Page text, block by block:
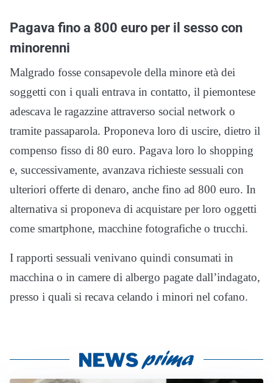
Pagava fino a 800 euro per il sesso con
minorenni
Malgrado fosse consapevole della minore età dei
soggetti con i quali entrava in contatto, il piemontese
adescava le ragazzine attraverso social network o
tramite passaparola. Proponeva loro di uscire, dietro il
compenso fisso di 80 euro. Pagava loro lo shopping
e, successivamente, avanzava richieste sessuali con
ulteriori offerte di denaro, anche fino ad 800 euro. In
alternativa si proponeva di acquistare per loro oggetti
come smartphone, macchine fotografiche o trucchi.
I rapporti sessuali venivano quindi consumati in
macchina o in camere di albergo pagate dall’indagato,
presso i quali si recava celando i minori nel cofano.